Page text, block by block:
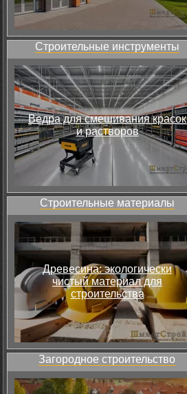
Строительные инструменты
Ведра для смешивания красок
и растворов
Строительные материалы
Древесина: экологически
чистый материал для
строительства
Загородное строительство